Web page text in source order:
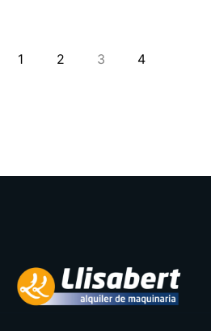
1 2 3 4